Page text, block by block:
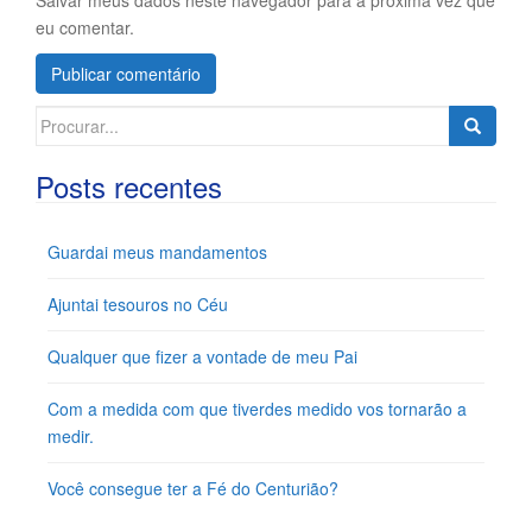
eu comentar.
Search
Posts recentes
Guardai meus mandamentos
Ajuntai tesouros no Céu
Qualquer que fizer a vontade de meu Pai
Com a medida com que tiverdes medido vos tornarão a
medir.
Você consegue ter a Fé do Centurião?